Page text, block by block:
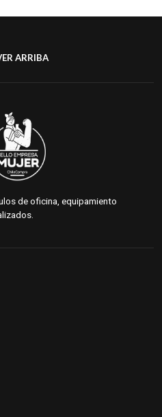
ARRIBA
de oficina, equipamiento